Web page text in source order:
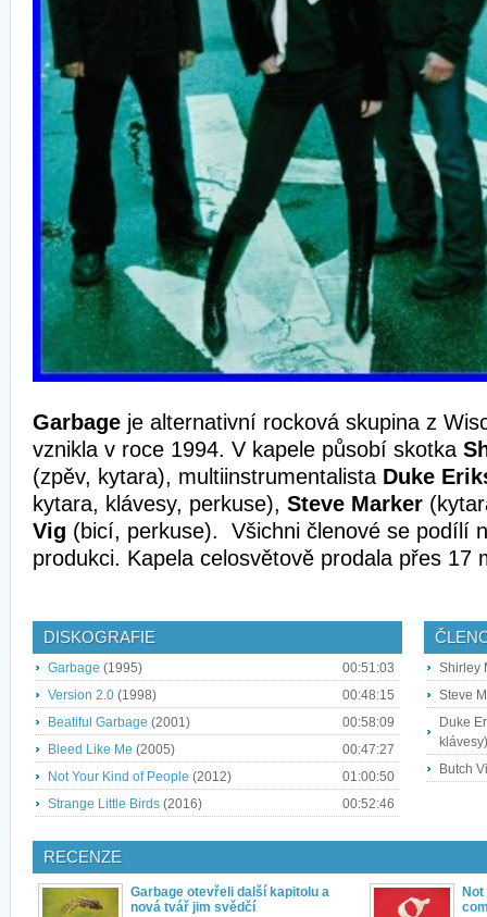
Garbage je alternativní rocková skupina z
vznikla v roce 1994. V kapele působí skotka
(zpěv, kytara), multiinstrumentalista Duke
kytara, klávesy, perkuse), Steve Marker
Vig (bicí, perkuse). Všichni členové se podílí
produkci. Kapela celosvětově prodala přes 17
DISKOGRAFIE
Garbage (1995)
00:51:03
Version 2.0 (1998)
00:48:15
Beatiful Garbage (2001)
00:58:09
Bleed Like Me (2005)
00:47:27
Not Your Kind of People (2012)
01:00:50
Strange Little Birds (2016) 00:52:46
Shirley
Steve
Duke
klávesy)
Butch
RECENZE
Garbage otevřeli další kapitolu a
nová tvář jim svědčí